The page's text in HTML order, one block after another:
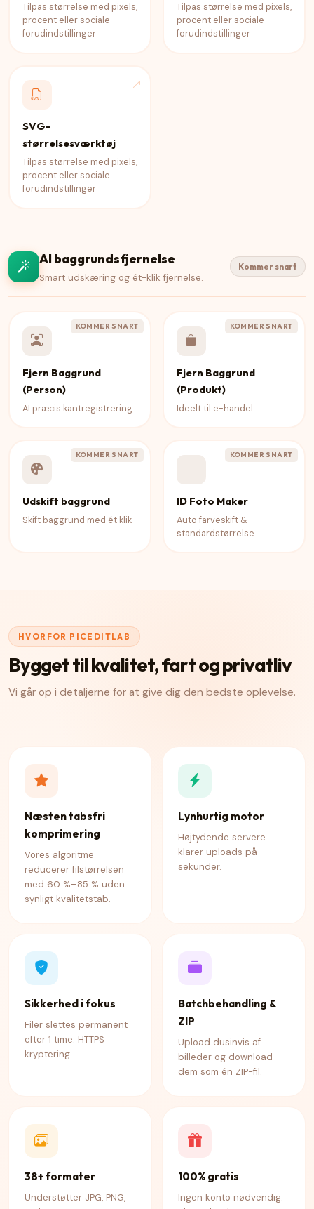
Tilpas størrelse med pixels,
procent eller sociale
forudindstillinger
Tilpas størrelse med pixels,
procent eller sociale
forudindstillinger
SVG-
størrelsesværktøj
Tilpas størrelse med pixels,
procent eller sociale
forudindstillinger
AI baggrundsfjernelse
Smart udskæring og ét-klik fjernelse.
Kommer snart
KOMMER SNART
Fjern Baggrund
(Person)
AI præcis kantregistrering
KOMMER SNART
Fjern Baggrund
(Produkt)
Ideelt til e-handel
KOMMER SNART
Udskift baggrund
Skift baggrund med ét klik
KOMMER SNART
ID Foto Maker
Auto farveskift &
standardstørrelse
HVORFOR PICEDITLAB
Bygget til kvalitet, fart og privatliv
Vi går op i detaljerne for at give dig den bedste oplevelse.
Næsten tabsfri
komprimering
Vores algoritme
reducerer filstørrelsen
med 60 %–85 % uden
synligt kvalitetstab.
Lynhurtig motor
Højtydende servere
klarer uploads på
sekunder.
Sikkerhed i fokus
Filer slettes permanent
efter 1 time. HTTPS
kryptering.
Batchbehandling &
ZIP
Upload dusinvis af
billeder og download
dem som én ZIP-fil.
38+ formater
Understøtter JPG, PNG,
100% gratis
Ingen konto nødvendig.